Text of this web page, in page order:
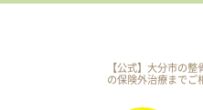
【公式】大分市の
の保険外治療までご